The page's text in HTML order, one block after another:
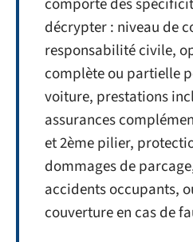
comporte des
décrypter : niveau de
responsabilité civile,
complète ou partielle
voiture, prestations
assurances
et 2ème pilier,
dommages de
accidents occupants,
couverture en cas de